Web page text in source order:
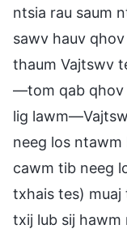
ntsia rau saum
sawv hauv
thaum Vajtswv
—tom qab qhov
lig
neeg los ntawm
cawm tib neeg
txhais tes)
txij lub sij